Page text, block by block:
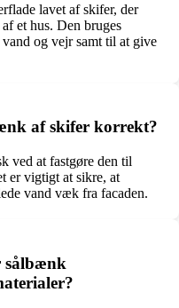
lavet af skifer, der
et hus. Den bruges
og vejr samt til at give
af skifer korrekt?
ved at fastgøre den til
er vigtigt at sikre, at
vand væk fra facaden.
sålbænk